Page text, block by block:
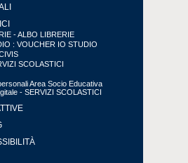
- ALBO LIBRERIE
: VOUCHER IO STUDIO
SCOLASTICI
Area Socio Educativa
- SERVIZI SCOLASTICI